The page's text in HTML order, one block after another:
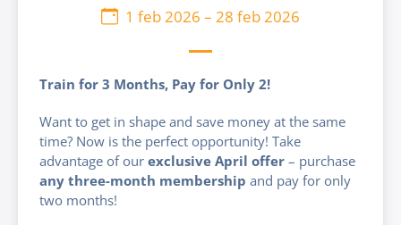
1 feb 2026 – 28 feb 2026
Train for 3 Months, Pay for Only 2!
Want to get in shape and save money at the same
time? Now is the perfect opportunity! Take
advantage of our exclusive April offer – purchase
any three-month membership and pay for only
two months!